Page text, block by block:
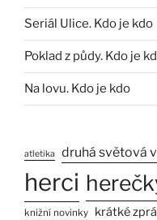
Seriál Ulice. Kdo je kdo
Poklad z půdy. Kdo je
Na lovu. Kdo je kdo
atletika druhá světová
herci
knižní novinky krátké